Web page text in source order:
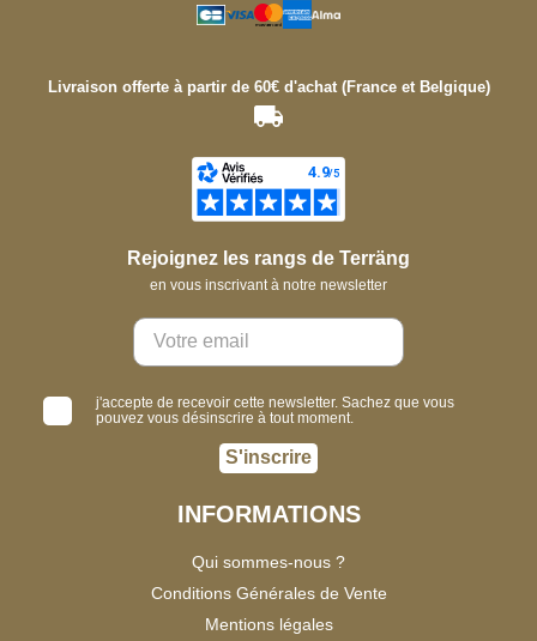
Livraison offerte à partir de 60€ d'achat (France et Belgique)
Rejoignez les rangs de Terräng
en vous inscrivant à notre newsletter
j'accepte de recevoir cette newsletter. Sachez que vous
pouvez vous désinscrire à tout moment.
S'inscrire
INFORMATIONS
Qui sommes-nous ?
Conditions Générales de Vente
Mentions légales